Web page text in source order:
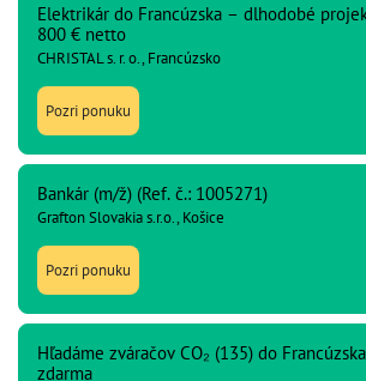
Elektrikár do Francúzska – dlhodobé
800 € netto
CHRISTAL s. r. o., Francúzsko
Pozri ponuku
Bankár (m/ž) (Ref. č.: 1005271)
Grafton Slovakia s.r.o., Košice
Pozri ponuku
Hľadáme zváračov CO₂ (135) do
zdarma